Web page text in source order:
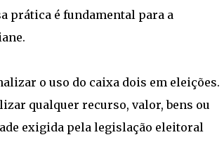
prática é fundamental para a
o uso do caixa dois em eleições.
qualquer recurso, valor, bens ou
exigida pela legislação eleitoral